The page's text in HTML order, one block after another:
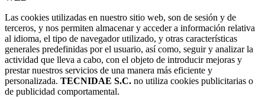
Las cookies utilizadas en nuestro sitio web, son de sesión y de
terceros, y nos permiten almacenar y acceder a información relativa
al idioma, el tipo de navegador utilizado, y otras características
generales predefinidas por el usuario, así como, seguir y analizar la
actividad que lleva a cabo, con el objeto de introducir mejoras y
prestar nuestros servicios de una manera más eficiente y
personalizada. TECNIDAE S.C. no utiliza cookies publicitarias o
de publicidad comportamental.